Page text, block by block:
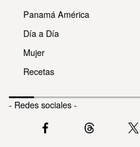
Panamá América
Día a Día
Mujer
Recetas
- Redes sociales -